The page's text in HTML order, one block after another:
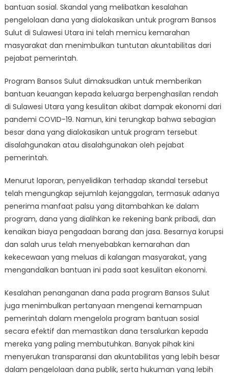
Mendapat
Reaksi
Atas
Kesalahan
bantuan sosial. Skandal yang melibatkan kesalahan
pengelolaan dana yang dialokasikan untuk program Bansos
Sulut di Sulawesi Utara ini telah memicu kemarahan
masyarakat dan menimbulkan tuntutan akuntabilitas dari
pejabat pemerintah.
Program Bansos Sulut dimaksudkan untuk memberikan
bantuan keuangan kepada keluarga berpenghasilan rendah
di Sulawesi Utara yang kesulitan akibat dampak ekonomi dari
pandemi COVID-19. Namun, kini terungkap bahwa sebagian
besar dana yang dialokasikan untuk program tersebut
disalahgunakan atau disalahgunakan oleh pejabat
pemerintah.
Menurut laporan, penyelidikan terhadap skandal tersebut
telah mengungkap sejumlah kejanggalan, termasuk adanya
penerima manfaat palsu yang ditambahkan ke dalam
program, dana yang dialihkan ke rekening bank pribadi, dan
kenaikan biaya pengadaan barang dan jasa. Besarnya korupsi
dan salah urus telah menyebabkan kemarahan dan
kekecewaan yang meluas di kalangan masyarakat, yang
mengandalkan bantuan ini pada saat kesulitan ekonomi.
Kesalahan penanganan dana pada program Bansos Sulut
juga menimbulkan pertanyaan mengenai kemampuan
pemerintah dalam mengelola program bantuan sosial
secara efektif dan memastikan dana tersalurkan kepada
mereka yang paling membutuhkan. Banyak pihak kini
menyerukan transparansi dan akuntabilitas yang lebih besar
dalam pengelolaan dana publik, serta hukuman yang lebih